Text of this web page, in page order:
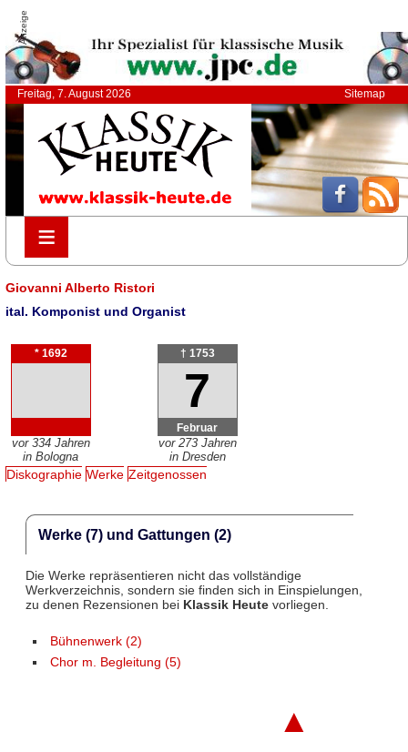
Anzeige
Freitag, 7. August 2026 Sitemap
≡
≡
Giovanni Alberto Ristori
ital. Komponist und Organist
* 1692
vor 334 Jahren
in Bologna
† 1753
7
Februar
vor 273 Jahren
in Dresden
Diskographie Werke Zeitgenossen
Werke (7) und Gattungen (2)
Die Werke repräsentieren nicht das vollständige
Werkverzeichnis, sondern sie finden sich in Einspielungen,
zu denen Rezensionen bei Klassik Heutevorliegen.
Bühnenwerk (2)
Chor m. Begleitung (5)
▲